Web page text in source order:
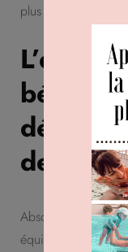
plus profond.
L’éveil
de
Absolument. Dans
équilibre et le